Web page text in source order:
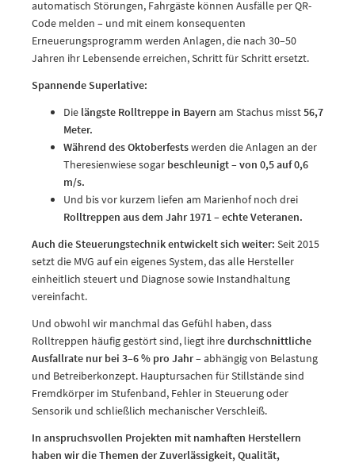
automatisch Störungen, Fahrgäste können Ausfälle per QR-
Code melden – und mit einem konsequenten
Erneuerungsprogramm werden Anlagen, die nach 30–50
Jahren ihr Lebensende erreichen, Schritt für Schritt ersetzt.
Spannende Superlative:
Die längste Rolltreppe in Bayern am Stachus misst56,7
Meter.
Während des Oktoberfestswerden die Anlagen an der
Theresienwiese sogar beschleunigt – von 0,5 auf 0,6
m/s.
Und bis vor kurzem liefen am Marienhof noch drei
Rolltreppen aus dem Jahr 1971 – echte Veteranen.
Auch die Steuerungstechnik entwickelt sich weiter: Seit 2015
setzt die MVG auf ein eigenes System, das alle Hersteller
einheitlich steuert und Diagnose sowie Instandhaltung
vereinfacht.
Und obwohl wir manchmal das Gefühl haben, dass
Rolltreppen häufig gestört sind, liegt ihredurchschnittliche
Ausfallrate nur bei 3–6 % pro Jahr– abhängig von Belastung
und Betreiberkonzept. Hauptursachen für Stillstände sind
Fremdkörper im Stufenband, Fehler in Steuerung oder
Sensorik und schließlich mechanischer Verschleiß.
In anspruchsvollen Projekten mit namhaften Herstellern
haben wir die Themen der Zuverlässigkeit, Qualität,